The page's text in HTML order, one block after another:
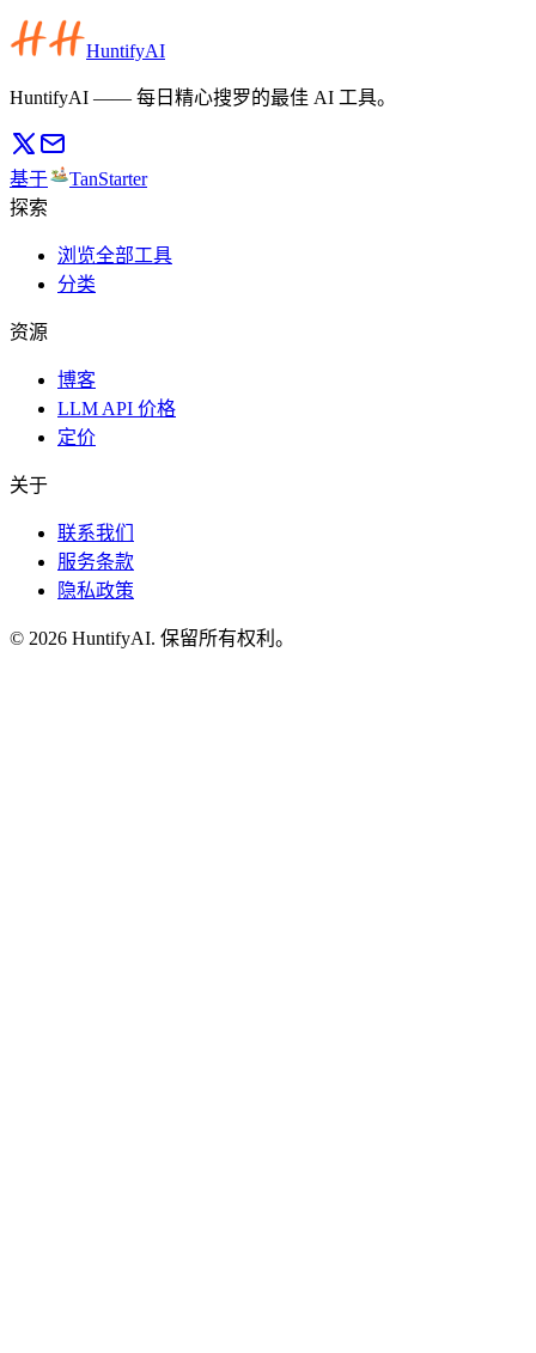
HuntifyAI
HuntifyAI —— 每日精心搜罗的最佳 AI 工具。
基于
TanStarter
探索
浏览全部工具
分类
资源
博客
LLM API 价格
定价
关于
联系我们
服务条款
隐私政策
© 2026 HuntifyAI. 保留所有权利。